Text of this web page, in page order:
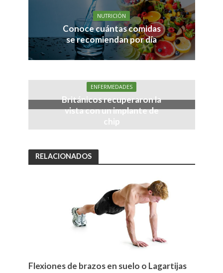
NUTRICIÓN
Conoce cuántas comidas
se recomiendan por día
ENFERMEDADES
Británicos recuperaron la
vista con un implante de
chip
RELACIONADOS
Flexiones de brazos en suelo o Lagartijas